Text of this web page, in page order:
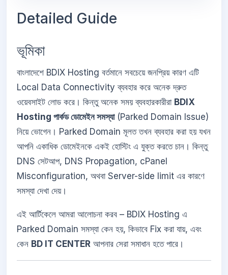
Detailed Guide
ভূমিকা
বাংলাদেশে BDIX Hosting বর্তমানে সবচেয়ে জনপ্রিয় কারণ এটি
Local Data Connectivity ব্যবহার করে অনেক দ্রুত
ওয়েবসাইট লোড করে। কিন্তু অনেক সময় ব্যবহারকারীরা BDIX
Hosting পার্কড ডোমেইন সমস্যা(Parked Domain Issue)
নিয়ে ভোগেন। Parked Domain মূলত তখন ব্যবহার করা হয় যখন
আপনি একাধিক ডোমেইনকে একই হোস্টিং এ যুক্ত করতে চান। কিন্তু
DNS সেটআপ, DNS Propagation, cPanel
Misconfiguration, অথবা Server-side limit এর কারণে
সমস্যা দেখা দেয়।
এই আর্টিকেলে আমরা আলোচনা করব – BDIX Hosting এ
Parked Domain সমস্যা কেন হয়, কিভাবে Fix করা যায়, এবং
কেন BD IT CENTER আপনার সেরা সমাধান হতে পারে।